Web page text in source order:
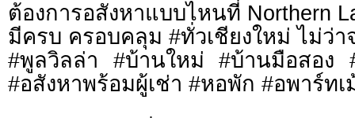
ต้องการอสังหาแบบไหนที่ Northern
มีครบ ครอบคลุม #ทั่วเชียงใหม่ ไม่ว่า
#พูลวิลล่า #บ้านใหม่ #บ้านมือสอง
#อสังหาพร้อมผู้เช่า #หอพัก #อพาร์ท